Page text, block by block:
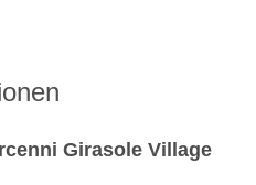
Girasole Village